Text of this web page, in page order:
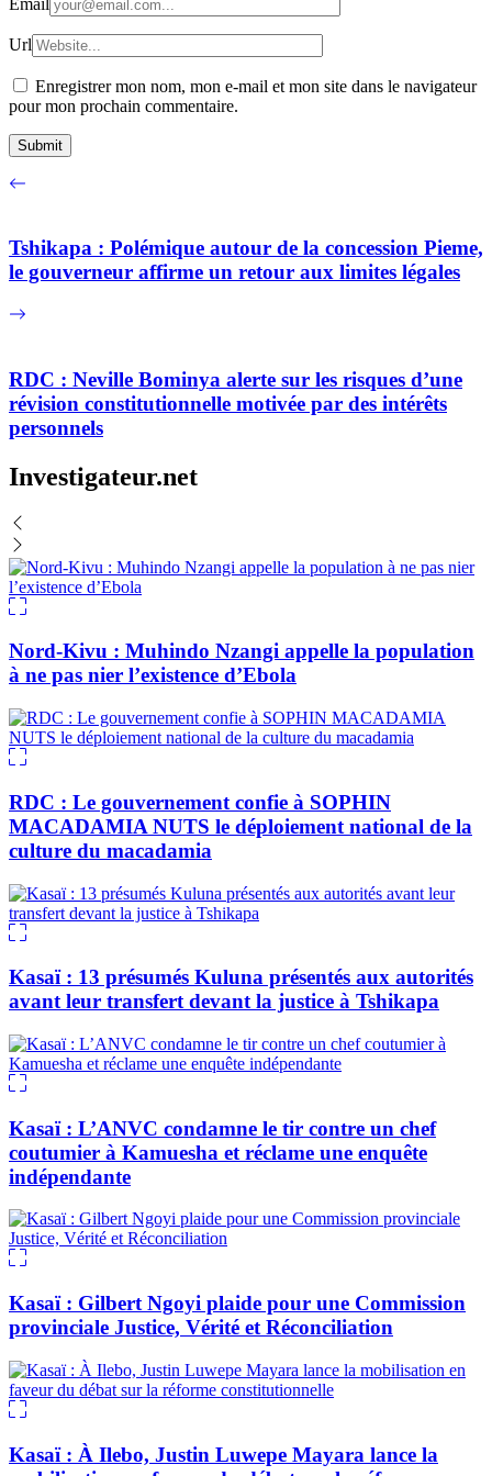
Url
Enregistrer mon nom, mon e-mail et mon site dans le navigateur
pour mon prochain commentaire.
Tshikapa : Polémique autour de la concession Pieme,
le gouverneur affirme un retour aux limites légales
RDC : Neville Bominya alerte sur les risques d’une
révision constitutionnelle motivée par des intérêts
personnels
Investigateur.net
Nord-Kivu : Muhindo Nzangi appelle la population
à ne pas nier l’existence d’Ebola
RDC : Le gouvernement confie à SOPHIN
MACADAMIA NUTS le déploiement national de la
culture du macadamia
Kasaï : 13 présumés Kuluna présentés aux autorités
avant leur transfert devant la justice à Tshikapa
Kasaï : L’ANVC condamne le tir contre un chef
coutumier à Kamuesha et réclame une enquête
indépendante
Kasaï : Gilbert Ngoyi plaide pour une Commission
provinciale Justice, Vérité et Réconciliation
Kasaï : À Ilebo, Justin Luwepe Mayara lance la